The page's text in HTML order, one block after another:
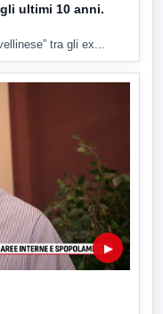
ultimi 10 anni.
tra gli ex...
▶